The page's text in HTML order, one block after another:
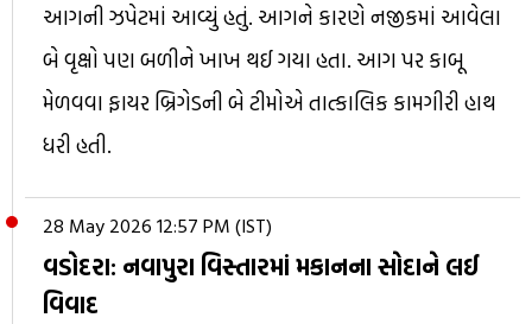
આગની ઝપેટમાં આવ્યું હતું. આગને કારણે નજીકમાં આવેલા
બે વૃક્ષો પણ બળીને ખાખ થઈ ગયા હતા. આગ પર કાબૂ
મેળવવા ફાયર બ્રિગેડની બે ટીમોએ તાત્કાલિક કામગીરી હાથ
ધરી હતી.
28 May 2026 12:57 PM (IST)
વડોદરા: નવાપુરા વિસ્તારમાં મકાનના સોદાને લઈ
વિવાદ